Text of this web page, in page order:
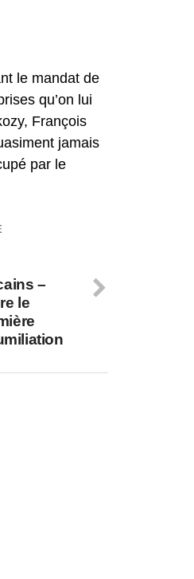
le mandat de
qu’on lui
François
jamais
par le
–
le